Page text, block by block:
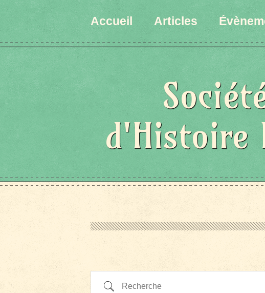
Accueil Articles
d'Histoire
Recherche
État/Pays